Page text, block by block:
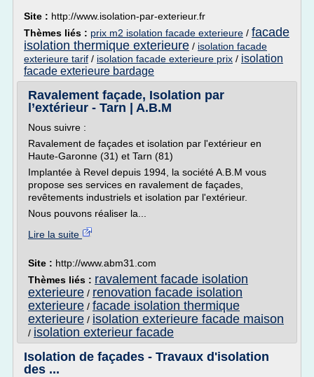
Site : http://www.isolation-par-exterieur.fr
Thèmes liés : prix m2 isolation facade exterieure / facade
isolation thermique exterieure / isolation facade
exterieure tarif / isolation facade exterieure prix / isolation
facade exterieure bardage
Ravalement façade, Isolation par
l’extérieur - Tarn | A.B.M
Nous suivre :
Ravalement de façades et isolation par l'extérieur en
Haute-Garonne (31) et Tarn (81)
Implantée à Revel depuis 1994, la société A.B.M vous
propose ses services en ravalement de façades,
revêtements industriels et isolation par l'extérieur.
Nous pouvons réaliser la...
Lire la suite
Site : http://www.abm31.com
Thèmes liés : ravalement facade isolation
exterieure / renovation facade isolation
exterieure / facade isolation thermique
exterieure / isolation exterieure facade maison
/ isolation exterieur facade
Isolation de façades - Travaux d'isolation
des ...